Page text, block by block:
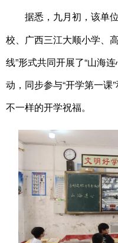
据悉，九月初，该单
校、广西三江大顺小学、
线”形式共同开展了“山海
动，同步参与“开学第一课
不一样的开学祝福。